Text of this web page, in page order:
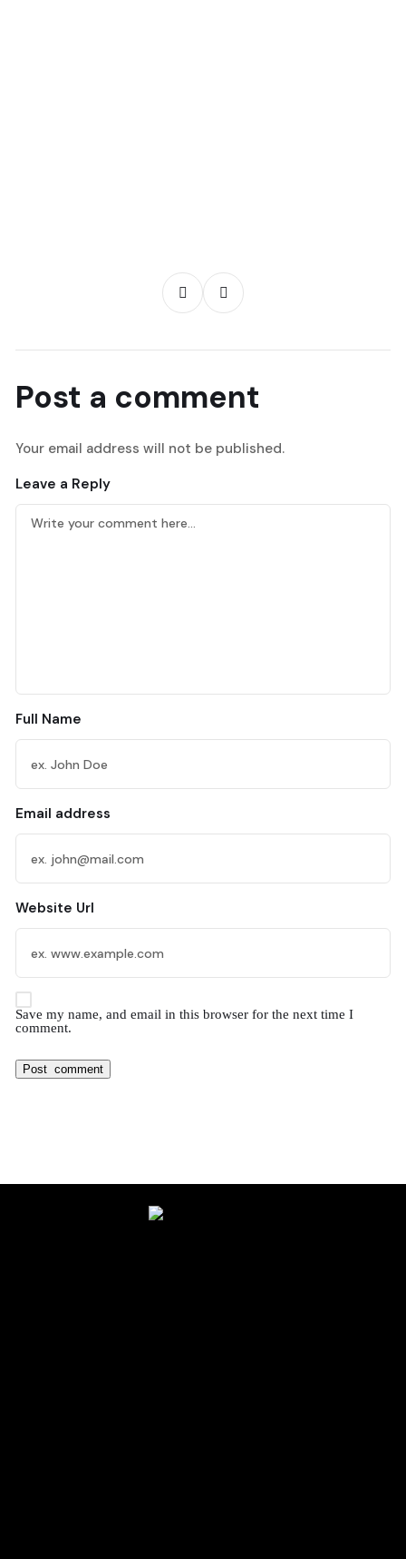
Post a comment
Your email address will not be published.
Leave a Reply
Full Name
Email address
Website Url
Save my name, and email in this browser for the next time I
comment.